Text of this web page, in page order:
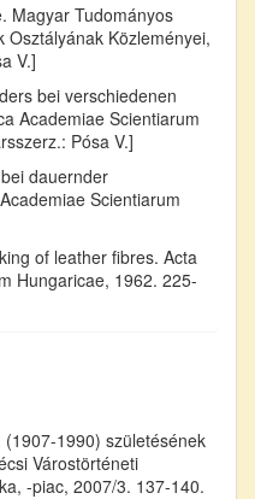
Magyar Tudományos
Osztályának Közleményei,
V.]
bei verschiedenen
Academiae Scientiarum
Pósa V.]
dauernder
Scientiarum
of leather fibres. Acta
Hungaricae, 1962. 225-
1990) születésének
Várostörténeti
-piac, 2007/3. 137-140.